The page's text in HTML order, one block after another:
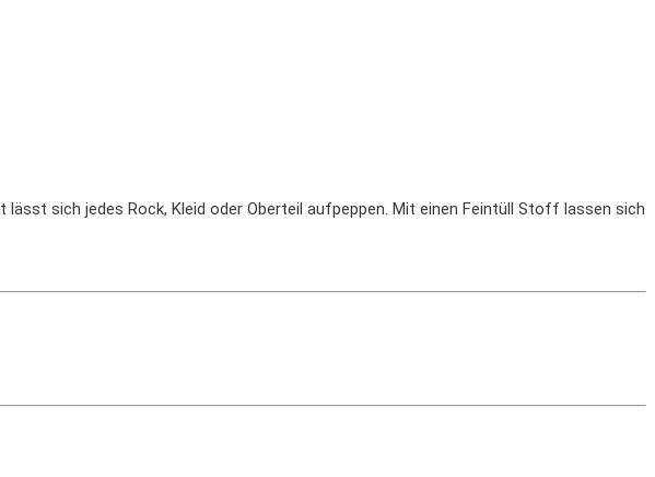
sich jedes Rock, Kleid oder Oberteil aufpeppen. Mit einen Feintüll Stoff lassen sich